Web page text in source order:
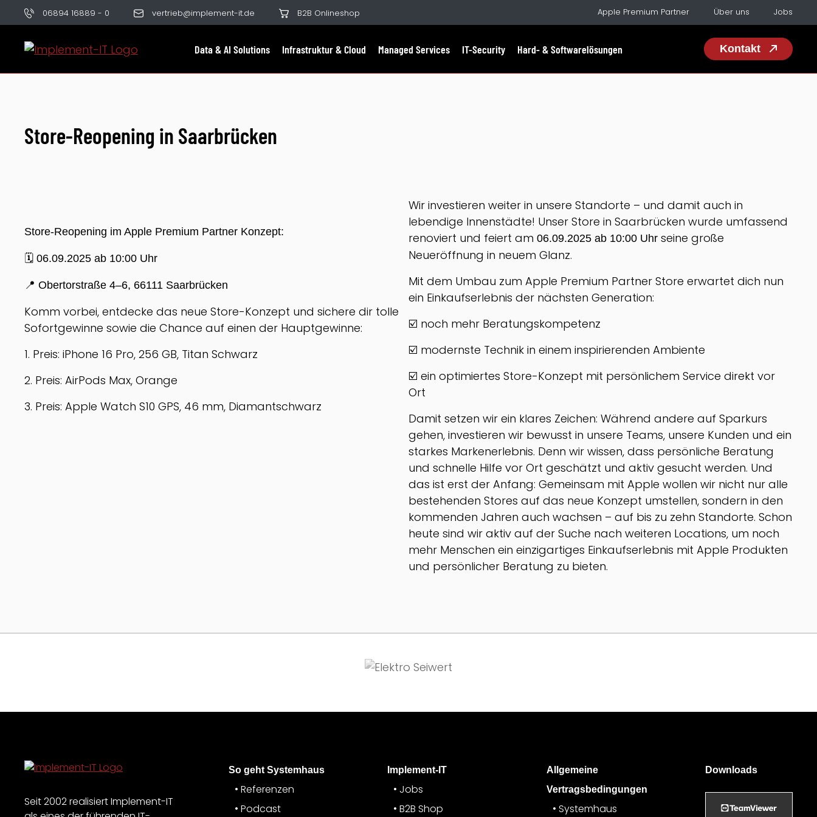
06894 16889 - 0 vertrieb@implement-it.de B2B Onlineshop Apple Premium Partner Über uns Jobs
Data & AI Solutions Infrastruktur & Cloud Managed Services IT-Security Hard- & Softwarelösungen Kontakt
Store-Reopening in Saarbrücken
Store-Reopening im Apple Premium Partner Konzept:
🗓️ 06.09.2025 ab 10:00 Uhr
📍 Obertorstraße 4–6, 66111 Saarbrücken
Komm vorbei, entdecke das neue Store-Konzept und sichere dir tolle
Sofortgewinne sowie die Chance auf einen der Hauptgewinne:
1. Preis: iPhone 16 Pro, 256 GB, Titan Schwarz
2. Preis: AirPods Max, Orange
3. Preis: Apple Watch S10 GPS, 46 mm, Diamantschwarz
Wir investieren weiter in unsere Standorte – und damit auch in
lebendige Innenstädte! Unser Store in Saarbrücken wurde umfassend
renoviert und feiert am 06.09.2025 ab 10:00 Uhr seine große
Neueröffnung in neuem Glanz.
Mit dem Umbau zum Apple Premium Partner Store erwartet dich nun
ein Einkaufserlebnis der nächsten Generation:
☑️ noch mehr Beratungskompetenz
☑️ modernste Technik in einem inspirierenden Ambiente
☑️ ein optimiertes Store-Konzept mit persönlichem Service direkt vor
Ort
Damit setzen wir ein klares Zeichen: Während andere auf Sparkurs
gehen, investieren wir bewusst in unsere Teams, unsere Kunden und ein
starkes Markenerlebnis. Denn wir wissen, dass persönliche Beratung
und schnelle Hilfe vor Ort geschätzt und aktiv gesucht werden. Und
das ist erst der Anfang: Gemeinsam mit Apple wollen wir nicht nur alle
bestehenden Stores auf das neue Konzept umstellen, sondern in den
kommenden Jahren auch wachsen – auf bis zu zehn Standorte. Schon
heute sind wir aktiv auf der Suche nach weiteren Locations, um noch
mehr Menschen ein einzigartiges Einkaufserlebnis mit Apple Produkten
und persönlicher Beratung zu bieten.
Seit 2002 realisiert Implement-IT
So geht Systemhaus
Referenzen
Podcast
Implement-IT
Jobs
B2B Shop
Allgemeine
Vertragsbedingungen
Systemhaus
Downloads